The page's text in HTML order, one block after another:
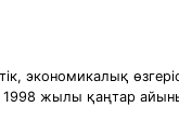
экономикалық
жылы қаңтар